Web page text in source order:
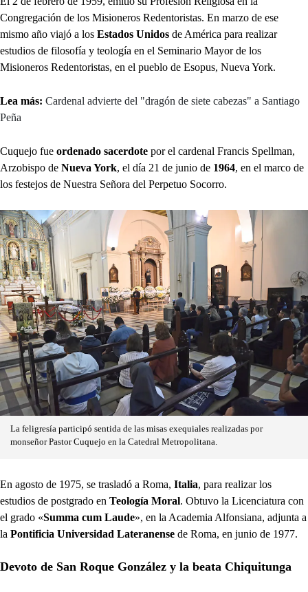
Congregación de los Misioneros Redentoristas. En marzo de ese
mismo año viajó a los Estados Unidos de América para realizar
estudios de filosofía y teología en el Seminario Mayor de los
Misioneros Redentoristas, en el pueblo de Esopus, Nueva York.
Lea más: Cardenal advierte del "dragón de siete cabezas" a Santiago
Peña
Cuquejo fue ordenado sacerdote por el cardenal Francis Spellman,
Arzobispo de Nueva York, el día 21 de junio de 1964, en el marco de
los festejos de Nuestra Señora del Perpetuo Socorro.
La feligresía participó sentida de las misas exequiales realizadas por
monseñor Pastor Cuquejo en la Catedral Metropolitana.
En agosto de 1975, se trasladó a Roma, Italia, para realizar los
estudios de postgrado en Teología Moral. Obtuvo la Licenciatura con
el grado «Summa cum Laude», en la Academia Alfonsiana, adjunta a
la Pontificia Universidad Lateranense de Roma, en junio de 1977.
Devoto de San Roque González y la beata Chiquitunga